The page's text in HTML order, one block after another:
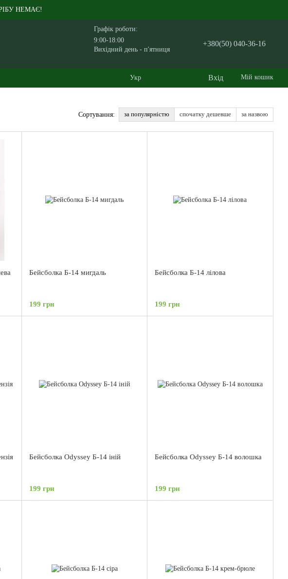
НЕМАЄ!
Графік роботи:
9:00-18:00
Вихідний день - п'ятниця
+380(50) 040-36-16
Укр Вхід Мій кошик
Сортування: за популярністю спочатку дешевше за назвою
Бейсболка Б-14 мигдаль
199 грн
Бейсболка Б-14 лілова
199 грн
Бейсболка Odyssey Б-14 іній
199 грн
Бейсболка Odyssey Б-14 волошка
199 грн